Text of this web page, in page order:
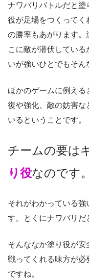
ナワバリバトルだと塗
役が足場をつくって
の勝率もあがります
こに敵が潜伏してい
いが強いひとでもそん
ほかのゲームに例える
復や強化、敵の妨害な
いるということです。
チームの要は
り役なのです。
それがわかっている強
す。とくにナワバリだ
そんななか塗り役が安
戦ってくれる味方が
ですね。